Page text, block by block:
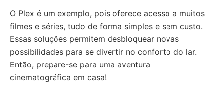
O Plex é um exemplo, pois oferece acesso a muitos
filmes e séries, tudo de forma simples e sem custo.
Essas soluções permitem desbloquear novas
possibilidades para se divertir no conforto do lar.
Então, prepare-se para uma aventura
cinematográfica em casa!